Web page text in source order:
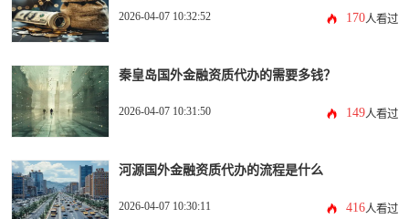
2026-04-07 10:32:52 170人看过
秦皇岛国外金融资质代办的需要多钱？
2026-04-07 10:31:50 149人看过
河源国外金融资质代办的流程是什么
2026-04-07 10:30:11 416人看过